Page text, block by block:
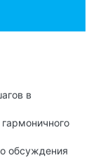
в
обсуждения